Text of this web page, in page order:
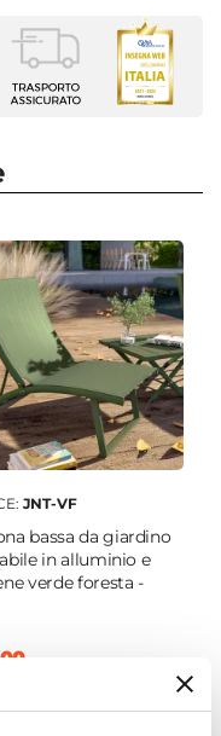
Metti l’arredo al
utilizza gli
e la
non specifici,
l’arredo. È
JNT-VF
bassa da giardino
in alluminio e
verde foresta -